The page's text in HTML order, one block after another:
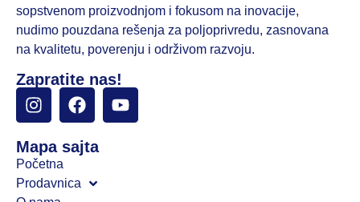
sopstvenom proizvodnjom i fokusom na inovacije,
nudimo pouzdana rešenja za poljoprivredu, zasnovana
na kvalitetu, poverenju i održivom razvoju.
Zapratite nas!
Mapa sajta
Početna
Prodavnica